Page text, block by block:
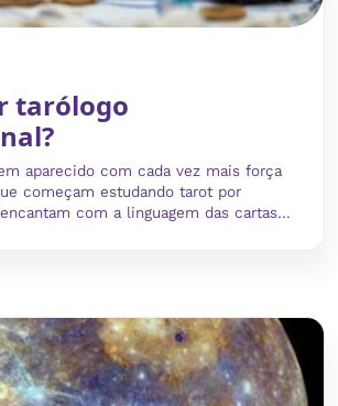
tarólogo
aparecido com cada vez mais força
começam estudando tarot por
com a linguagem das cartas...